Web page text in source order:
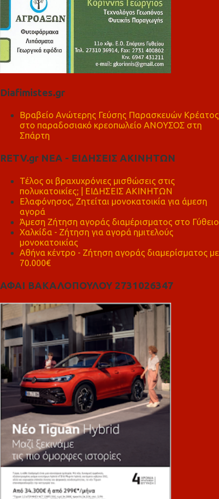
Diafimistes.gr
Βραβείο Ανώτερης Γεύσης Παρασκευών Κρέατος
στο παραδοσιακό κρεοπωλείο ΑΝΟΥΣΟΣ στη
Σπάρτη
RETV.gr ΝΕΑ - ΕΙΔΗΣΕΙΣ ΑΚΙΝΗΤΩΝ
Τέλος οι βραχυχρόνιες μισθώσεις στις
πολυκατοικίες; | ΕΙΔΗΣΕΙΣ ΑΚΙΝΗΤΩΝ
Ελαφόνησος, Ζητείται μονοκατοικία για άμεση
αγορά
Άμεση Ζήτηση αγοράς διαμέρισματος στο Γύθειο
Χαλκίδα - Ζήτηση για αγορά ημιτελούς
μονοκατοικίας
Αθήνα κέντρο - Ζήτηση αγοράς διαμερίσματος με
70.000€
ΑΦΑΙ ΒΑΚΑΛΟΠΟΥΛΟΥ 2731026347